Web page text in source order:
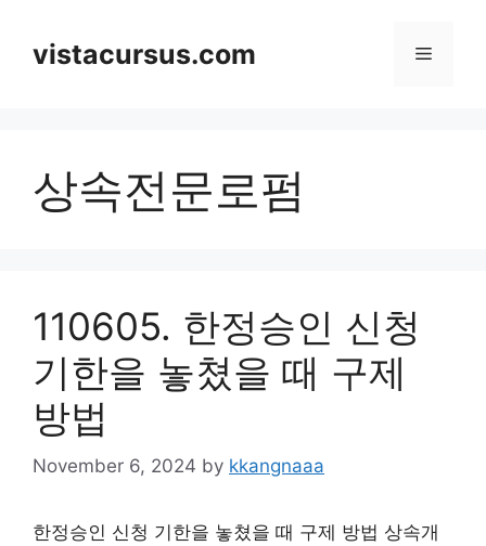
contentvistacursus.com Menu
상속전문로펌
110605. 한정승인 신청
기한을 놓쳤을 때 구제
방법
November 6, 2024 by kkangnaaa
한정승인 신청 기한을 놓쳤을 때 구제 방법 상속개